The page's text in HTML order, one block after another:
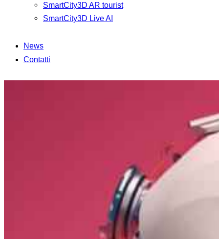
SmartCity3D AR tourist
SmartCity3D Live AI
News
Contatti